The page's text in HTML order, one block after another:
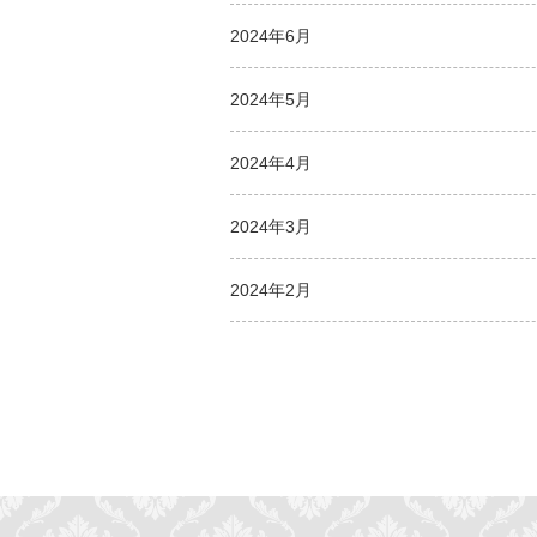
2024年6月
2024年5月
2024年4月
2024年3月
2024年2月